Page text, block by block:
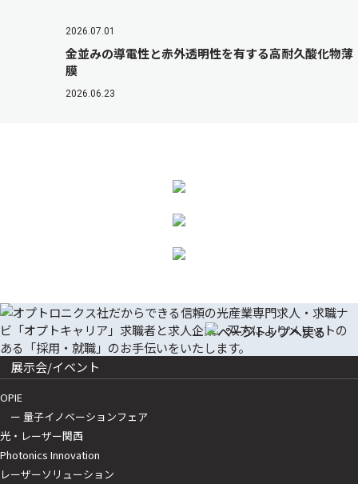
2026.07.01
金並みの導電性と赤外透明性を有する高耐久酸化物薄
膜
2026.06.23
展示会/イベント
OPIE
ー 量子イノベーションフェア
光・レーザー関西
Photonics Innovation
レーザーソリューション